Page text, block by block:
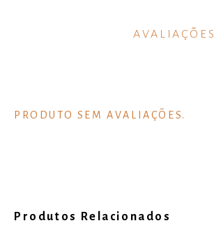
AVALIAÇÕES
Produtos Relacionados